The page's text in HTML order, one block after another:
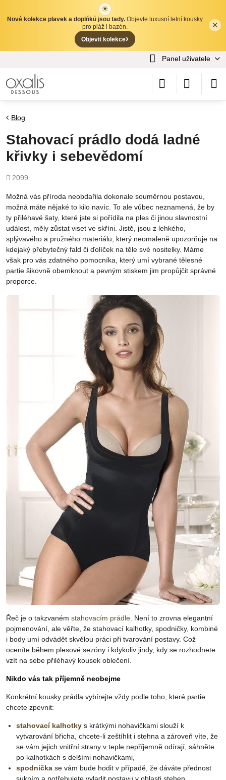
✕
×
☀
Nové kolekce plavek a doplňků jsou tady. Objevte luxusní letní kousky
pro pláž i bazén.
Objevit kolekce›
Panel uživatele
Blog
Stahovací prádlo dodá ladné
křivky i sebevědomí
Počet
2099
Možná vás příroda neobdařila dokonale souměrnou postavou,
možná máte nějaké to kilo navíc. To ale vůbec neznamená, že by
ty přiléhavé šaty, které jste si pořídila na ples či jinou slavnostní
událost, měly zůstat viset ve skříni. Jistě, jsou z lehkého,
splývavého a pružného materiálu, který neomaleně upozorňuje na
kdejaký přebytečný fald či ďolíček na těle své nositelky. Máme
však pro vás zdatného pomocníka, který umí vybrané tělesné
partie šikovně obemknout a pevným stiskem jim propůjčit správné
proporce.
Řeč je o takzvaném stahovacím prádle. Není to zrovna elegantní
pojmenování, ale věřte, že stahovací kalhotky, spodničky, kombiné
i body umí odvádět skvělou práci při tvarování postavy. Což
oceníte během plesové sezóny i kdykoliv jindy, kdy se rozhodnete
vzít na sebe přiléhavý kousek oblečení.
Nikdo vás tak příjemně neobejme
Konkrétní kousky prádla vybírejte vždy podle toho, které partie
chcete zpevnit:
stahovací kalhotky s krátkými nohavičkami slouží k
vytvarování břicha, chcete-li zeštíhlit i stehna a zároveň víte, že
se vám jejich vnitřní strany v teple nepříjemně odírají, sáhněte
po kalhotkách s delšími nohavičkami,
spodnička se vám bude hodit v případě, že dáváte přednost